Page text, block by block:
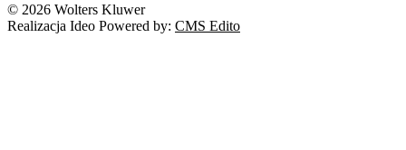
© 2026 Wolters Kluwer
Realizacja Ideo Powered by: CMS Edito